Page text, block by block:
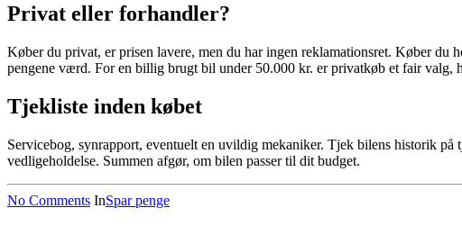
Privat eller forhandler?
Køber du privat, er prisen lavere, men du har ingen reklamationsret. Køber du
pengene værd. For en billig brugt bil under 50.000 kr. er privatkøb et fair valg,
Tjekliste inden købet
Servicebog, synrapport, eventuelt en uvildig mekaniker. Tjek bilens historik
vedligeholdelse. Summen afgør, om bilen passer til dit budget.
No Comments InSpar penge